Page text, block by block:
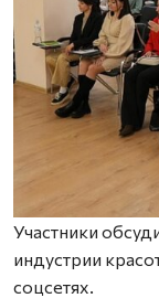
Участники
индустрии
соцсетях.